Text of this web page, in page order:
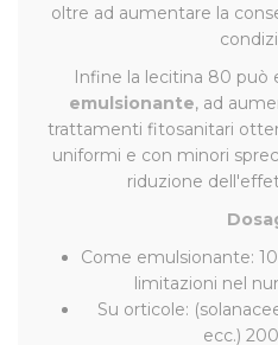
oltre ad aumentare la
Infine la lecitina 80 può
emulsionante, ad
trattamenti fitosanitari
uniformi e con minori
riduzione
Come emulsionante:
limita­zioni nel
Su orticole:
ecc.)